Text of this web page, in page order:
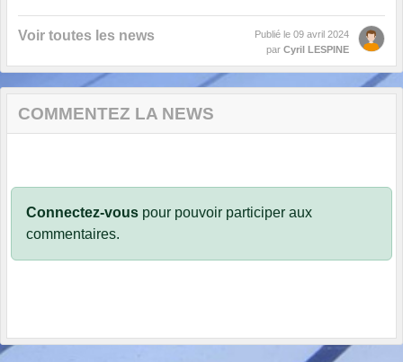
Voir toutes les news Publié le 09 avril 2024
par Cyril LESPINE
COMMENTEZ LA NEWS
Connectez-vous pour pouvoir participer aux
commentaires.